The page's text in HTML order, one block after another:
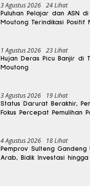
3 Agustus 2026 24 Lihat
Puluhan Pelajar dan ASN di
Moutong Terindikasi Positif
1 Agustus 2026 23 Lihat
Hujan Deras Picu Banjir di
Moutong
3 Agustus 2026 19 Lihat
Status Darurat Berakhir,
Fokus Percepat Pemulihan
4 Agustus 2026 18 Lihat
Pemprov Sulteng Gandeng
Arab, Bidik Investasi hingga